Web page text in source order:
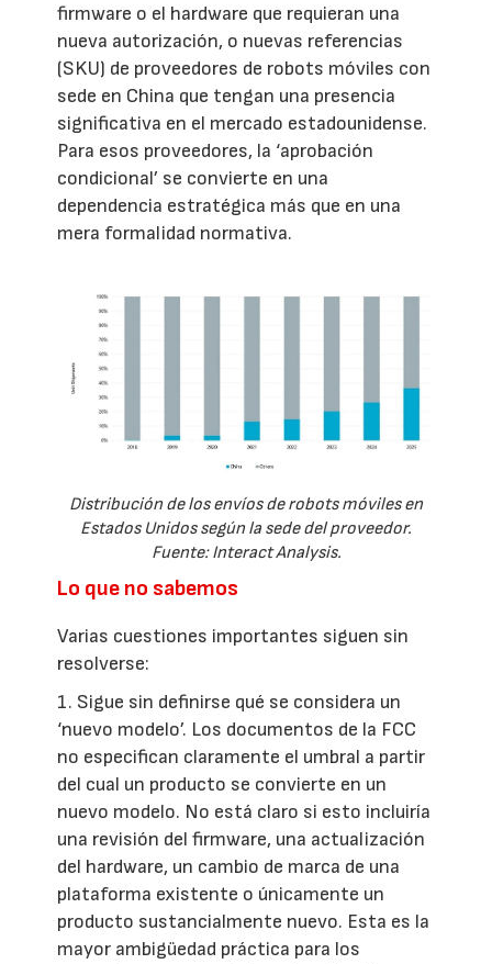
firmware o el hardware que requieran una
nueva autorización, o nuevas referencias
(SKU) de proveedores de robots móviles con
sede en China que tengan una presencia
significativa en el mercado estadounidense.
Para esos proveedores, la ‘aprobación
condicional’ se convierte en una
dependencia estratégica más que en una
mera formalidad normativa.
Distribución de los envíos de robots móviles en
Estados Unidos según la sede del proveedor.
Fuente: Interact Analysis.
Lo que no sabemos
Varias cuestiones importantes siguen sin
resolverse:
1. Sigue sin definirse qué se considera un
‘nuevo modelo’. Los documentos de la FCC
no especifican claramente el umbral a partir
del cual un producto se convierte en un
nuevo modelo. No está claro si esto incluiría
una revisión del firmware, una actualización
del hardware, un cambio de marca de una
plataforma existente o únicamente un
producto sustancialmente nuevo. Esta es la
mayor ambigüedad práctica para los